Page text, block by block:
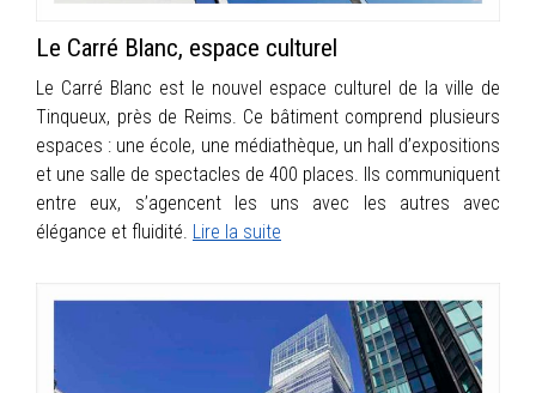
Le Carré Blanc, espace culturel
Le Carré Blanc est le nouvel espace culturel de la ville de
Tinqueux, près de Reims. Ce bâtiment comprend plusieurs
espaces : une école, une médiathèque, un hall d’expositions
et une salle de spectacles de 400 places. Ils communiquent
entre eux, s’agencent les uns avec les autres avec
élégance et fluidité. Lire la suite